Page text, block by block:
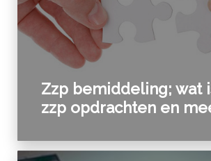
Zzp bemiddeling; wat
zzp opdrachten en